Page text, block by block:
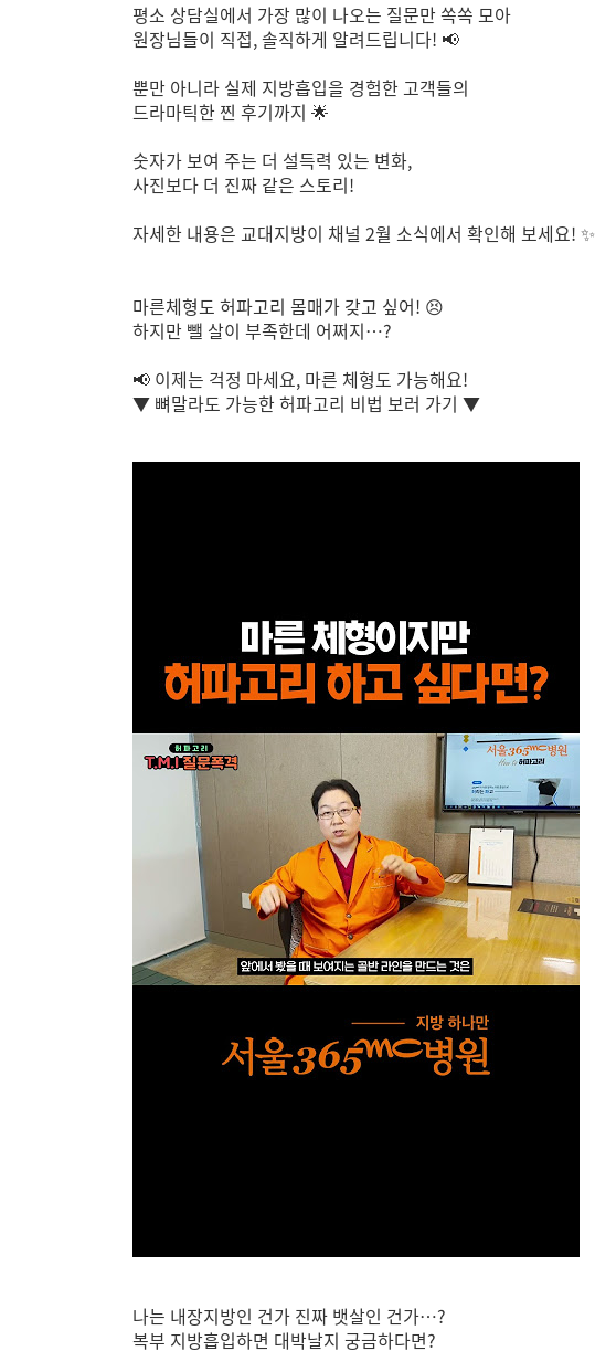
평소 상담실에서 가장 많이 나오는 질문만 쏙쏙 모아
원장님들이 직접, 솔직하게 알려드립니다! 📢
뿐만 아니라 실제 지방흡입을 경험한 고객들의
드라마틱한 찐 후기까지 🌟
숫자가 보여 주는 더 설득력 있는 변화,
사진보다 더 진짜 같은 스토리!
자세한 내용은 교대지방이 채널 2월 소식에서 확인해 보세요! ✨
마른체형도 허파고리 몸매가 갖고 싶어! 😣
하지만 뺄 살이 부족한데 어쩌지…?
📢 이제는 걱정 마세요, 마른 체형도 가능해요!
▼ 뼈말라도 가능한 허파고리 비법 보러 가기 ▼
나는 내장지방인 건가 진짜 뱃살인 건가…?
복부 지방흡입하면 대박날지 궁금하다면?